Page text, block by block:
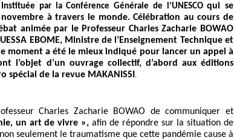
par la Conférence Générale de l’UNESCOqui se
à travers le monde. Célébration au cours de
animée par le Professeur Charles Zacharie BOWAO
EBOME, Ministre de l’Enseignement Technique et
moment a été le mieux indiqué pour lancer un appel à
l’objet d’un ouvrage collectif, d’abord aux éditions
spécial de la revue MAKANISSI .
Charles Zacharie BOWAO de communiquer et
un art de vivre », afin de répondre sur la situation de
seulement le traumatisme que cette pandémie cause à